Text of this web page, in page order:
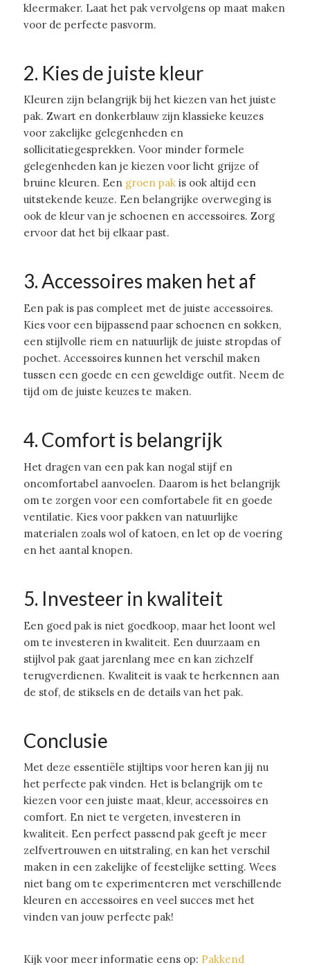
kleermaker. Laat het pak vervolgens op maat maken
voor de perfecte pasvorm.
2. Kies de juiste kleur
Kleuren zijn belangrijk bij het kiezen van het juiste
pak. Zwart en donkerblauw zijn klassieke keuzes
voor zakelijke gelegenheden en
sollicitatiegesprekken. Voor minder formele
gelegenheden kan je kiezen voor licht grijze of
bruine kleuren. Een groen pakis ook altijd een
uitstekende keuze. Een belangrijke overweging is
ook de kleur van je schoenen en accessoires. Zorg
ervoor dat het bij elkaar past.
3. Accessoires maken het af
Een pak is pas compleet met de juiste accessoires.
Kies voor een bijpassend paar schoenen en sokken,
een stijlvolle riem en natuurlijk de juiste stropdas of
pochet. Accessoires kunnen het verschil maken
tussen een goede en een geweldige outfit. Neem de
tijd om de juiste keuzes te maken.
4. Comfort is belangrijk
Het dragen van een pak kan nogal stijf en
oncomfortabel aanvoelen. Daarom is het belangrijk
om te zorgen voor een comfortabele fit en goede
ventilatie. Kies voor pakken van natuurlijke
materialen zoals wol of katoen, en let op de voering
en het aantal knopen.
5. Investeer in kwaliteit
Een goed pak is niet goedkoop, maar het loont wel
om te investeren in kwaliteit. Een duurzaam en
stijlvol pak gaat jarenlang mee en kan zichzelf
terugverdienen. Kwaliteit is vaak te herkennen aan
de stof, de stiksels en de details van het pak.
Conclusie
Met deze essentiële stijltips voor heren kan jij nu
het perfecte pak vinden. Het is belangrijk om te
kiezen voor een juiste maat, kleur, accessoires en
comfort. En niet te vergeten, investeren in
kwaliteit. Een perfect passend pak geeft je meer
zelfvertrouwen en uitstraling, en kan het verschil
maken in een zakelijke of feestelijke setting. Wees
niet bang om te experimenteren met verschillende
kleuren en accessoires en veel succes met het
vinden van jouw perfecte pak!
Kijk voor meer informatie eens op: Pakkend